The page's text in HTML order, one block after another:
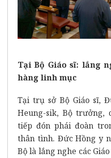
TạiBộ Giáo sĩ: lắng
hàng linh mục
Tại trụ sở Bộ Giáo sĩ,
Heung-sik, Bộ trưởng,
tiếp đón phái đoàn
thân tình. Đức Hồng y
Bộ là lắng nghe các